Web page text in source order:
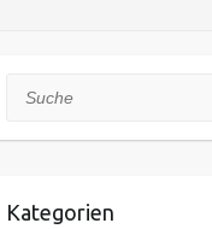
Suche
Kategorien